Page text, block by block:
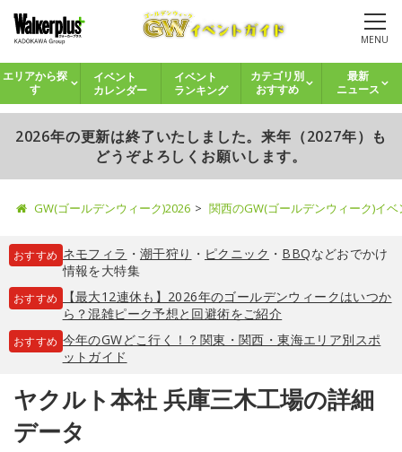
MENU
エリアから探
す
イベント
カレンダー
イベント
ランキング
カテゴリ別
おすすめ
最新
ニュース
2026年の更新は終了いたしました。来年（2027年）も
どうぞよろしくお願いします。
GW(ゴールデンウィーク)2026 関西のGW(ゴールデンウィーク)イ
おすすめ ネモフィラ ・ 潮干狩り ・ ピクニック ・ BBQなどおでかけ
情報を大特集
おすすめ
【最大12連休も】2026年のゴールデンウィークはいつか
ら？混雑ピーク予想と回避術をご紹介
おすすめ 今年のGWどこ行く！？関東・関西・東海エリア別スポ
ットガイド
ヤクルト本社 兵庫三木工場の詳細
データ